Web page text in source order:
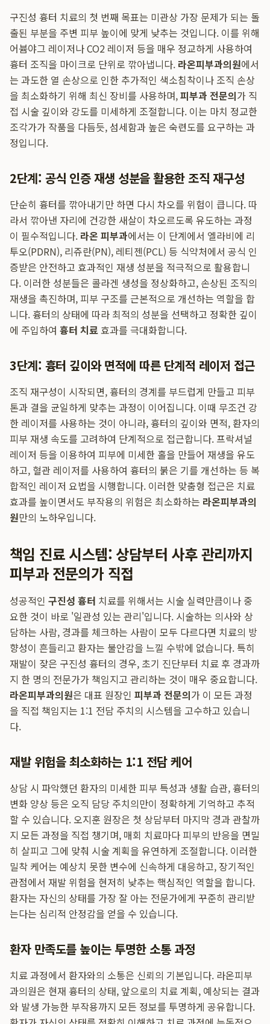
구진성 흉터 치료의 첫 번째 목표는 미관상 가장 문제가 되는 돌
출된 부분을 주변 피부 높이에 맞게 낮추는 것입니다. 이를 위해
어븀야그 레이저나 CO2 레이저 등을 매우 정교하게 사용하여
흉터 조직을 마이크로 단위로 깎아냅니다. 라온피부과의원에서
는 과도한 열 손상으로 인한 추가적인 색소침착이나 조직 손상
을 최소화하기 위해 최신 장비를 사용하며,피부과 전문의가 직
접 시술 깊이와 강도를 미세하게 조절합니다. 이는 마치 정교한
조각가가 작품을 다듬듯, 섬세함과 높은 숙련도를 요구하는 과
정입니다.
2단계: 공식 인증 재생 성분을 활용한 조직 재구성
단순히 흉터를 깎아내기만 하면 다시 차오를 위험이 큽니다. 따
라서 깎아낸 자리에 건강한 새살이 차오르도록 유도하는 과정
이 필수적입니다. 라온 피부과에서는 이 단계에서 엘라비에 리
투오(PDRN), 리쥬란(PN), 레티젠(PCL) 등 식약처에서 공식 인
증받은 안전하고 효과적인 재생 성분을 적극적으로 활용합니
다. 이러한 성분들은 콜라겐 생성을 정상화하고, 손상된 조직의
재생을 촉진하며, 피부 구조를 근본적으로 개선하는 역할을 합
니다. 흉터의 상태에 따라 최적의 성분을 선택하고 정확한 깊이
에 주입하여 흉터 치료효과를 극대화합니다.
3단계: 흉터 깊이와 면적에 따른 단계적 레이저 접근
조직 재구성이 시작되면, 흉터의 경계를 부드럽게 만들고 피부
톤과 결을 균일하게 맞추는 과정이 이어집니다. 이때 무조건 강
한 레이저를 사용하는 것이 아니라, 흉터의 깊이와 면적, 환자의
피부 재생 속도를 고려하여 단계적으로 접근합니다. 프락셔널
레이저 등을 이용하여 피부에 미세한 홀을 만들어 재생을 유도
하고, 혈관 레이저를 사용하여 흉터의 붉은 기를 개선하는 등 복
합적인 레이저 요법을 시행합니다. 이러한 맞춤형 접근은 치료
효과를 높이면서도 부작용의 위험은 최소화하는 라온피부과의
원만의 노하우입니다.
책임 진료 시스템: 상담부터 사후 관리까지
피부과 전문의가 직접
성공적인 구진성 흉터 치료를 위해서는 시술 실력만큼이나 중
요한 것이 바로 '일관성 있는 관리'입니다. 시술하는 의사와 상
담하는 사람, 경과를 체크하는 사람이 모두 다르다면 치료의 방
향성이 흔들리고 환자는 불안감을 느낄 수밖에 없습니다. 특히
재발이 잦은 구진성 흉터의 경우, 초기 진단부터 치료 후 경과까
지 한 명의 전문가가 책임지고 관리하는 것이 매우 중요합니다.
라온피부과의원은 대표 원장인 피부과 전문의가 이 모든 과정
을 직접 책임지는 1:1 전담 주치의 시스템을 고수하고 있습니
다.
재발 위험을 최소화하는 1:1 전담 케어
상담 시 파악했던 환자의 미세한 피부 특성과 생활 습관, 흉터의
변화 양상 등은 오직 담당 주치의만이 정확하게 기억하고 추적
할 수 있습니다. 오지훈 원장은 첫 상담부터 마지막 경과 관찰까
지 모든 과정을 직접 챙기며, 매회 치료마다 피부의 반응을 면밀
히 살피고 그에 맞춰 시술 계획을 유연하게 조절합니다. 이러한
밀착 케어는 예상치 못한 변수에 신속하게 대응하고, 장기적인
관점에서 재발 위험을 현저히 낮추는 핵심적인 역할을 합니다.
환자는 자신의 상태를 가장 잘 아는 전문가에게 꾸준히 관리받
는다는 심리적 안정감을 얻을 수 있습니다.
환자 만족도를 높이는 투명한 소통 과정
치료 과정에서 환자와의 소통은 신뢰의 기본입니다. 라온피부
과의원은 현재 흉터의 상태, 앞으로의 치료 계획, 예상되는 결과
와 발생 가능한 부작용까지 모든 정보를 투명하게 공유합니다.